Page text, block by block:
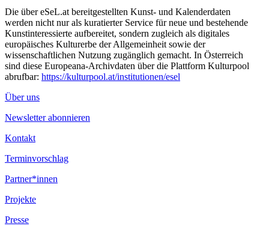
Die über eSeL.at bereitgestellten Kunst- und Kalenderdaten
werden nicht nur als kuratierter Service für neue und bestehende
Kunstinteressierte aufbereitet, sondern zugleich als digitales
europäisches Kulturerbe der Allgemeinheit sowie der
wissenschaftlichen Nutzung zugänglich gemacht. In Österreich
sind diese Europeana-Archivdaten über die Plattform Kulturpool
abrufbar: https://kulturpool.at/institutionen/esel
Über uns
Newsletter abonnieren
Kontakt
Terminvorschlag
Partner*innen
Projekte
Presse